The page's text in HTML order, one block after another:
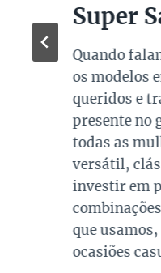
Super
Quando
os modelos
queridos e
presente no
todas as
versátil,
investir em
combinações
que usamos,
ocasiões